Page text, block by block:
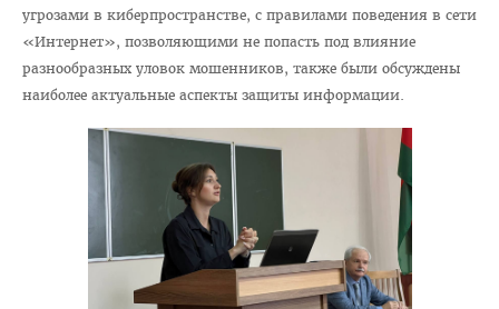
Совет волонтеров
2025 год — Год благоустройства
Год качества
Год мира и созидания
Великая Победа
Год исторической памяти
Я - грамадзянiн Беларусi
угрозами в киберпространстве, с правилами поведения в сети
«Интернет», позволяющими не попасть под влияние
разнообразных уловок мошенников, также были обсуждены
наиболее актуальные аспекты защиты информации.